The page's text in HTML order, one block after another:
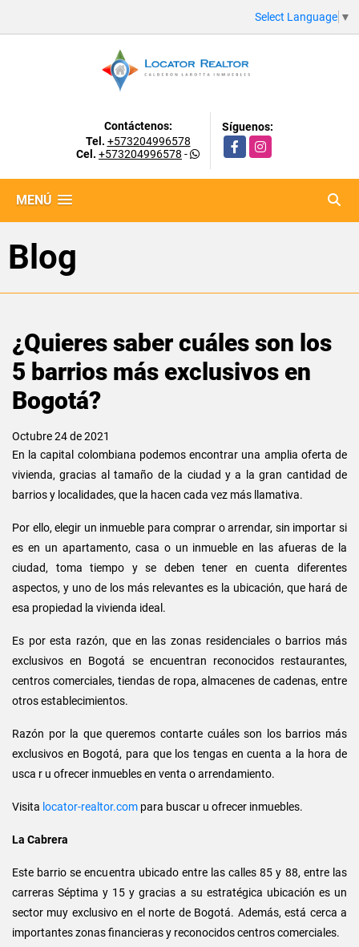
Select Language ▼
Contáctenos:
Tel. +573204996578
Cel. +573204996578 -
Síguenos:
FacebookInstagram
MENÚ
Blog
¿Quieres saber cuáles son los
5 barrios más exclusivos en
Bogotá?
Octubre 24 de 2021
En la capital colombiana podemos encontrar una amplia oferta de
vivienda, gracias al tamaño de la ciudad y a la gran cantidad de
barrios y localidades, que la hacen cada vez más llamativa.
Por ello, elegir un inmueble para comprar o arrendar, sin importar si
es en un apartamento, casa o un inmueble en las afueras de la
ciudad, toma tiempo y se deben tener en cuenta diferentes
aspectos, y uno de los más relevantes es la ubicación, que hará de
esa propiedad la vivienda ideal.
Es por esta razón, que en las zonas residenciales o barrios más
exclusivos en Bogotá se encuentran reconocidos restaurantes,
centros comerciales, tiendas de ropa, almacenes de cadenas, entre
otros establecimientos.
Razón por la que queremos contarte cuáles son los barrios más
exclusivos en Bogotá, para que los tengas en cuenta a la hora de
usca r u ofrecer inmuebles en venta o arrendamiento.
Visita locator-realtor.com para buscar u ofrecer inmuebles.
La Cabrera
Este barrio se encuentra ubicado entre las calles 85 y 88, entre las
carreras Séptima y 15 y gracias a su estratégica ubicación es un
sector muy exclusivo en el norte de Bogotá. Además, está cerca a
importantes zonas financieras y reconocidos centros comerciales.